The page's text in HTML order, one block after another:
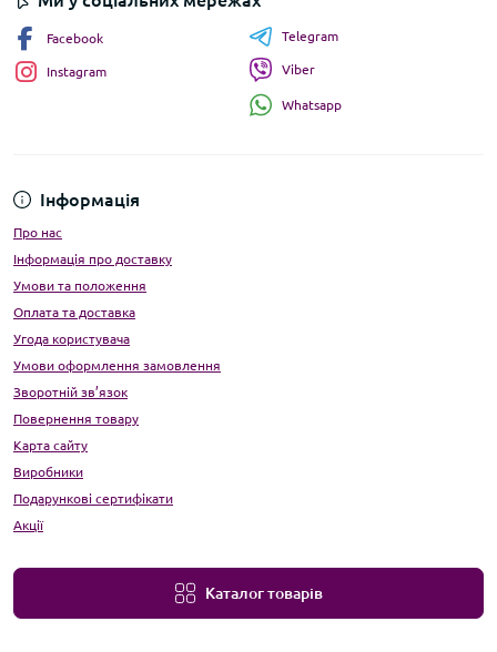
Інформація
Про нас
Інформація про доставку
Умови та положення
Оплата та доставка
Угода користувача
Умови оформлення замовлення
Зворотній зв’язок
Повернення товару
Карта сайту
Виробники
Подарункові сертифікати
Акції
Каталог товарів
Facebook
Instagram
Telegram
Viber
Whatsapp